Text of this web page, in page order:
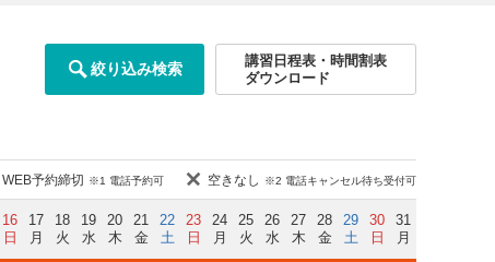
絞り込み検索
講習日程表・時間割表
ダウンロード
WEB予約締切 ※1 電話予約可 空きなし ※2 電話キャンセル待ち受付可
16
日
17
月
18
火
19
水
20
木
21
金
22
土
23
日
24
月
25
火
26
水
27
木
28
金
29
土
30
日
31
月